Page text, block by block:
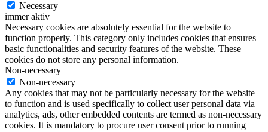
Necessary
immer aktiv
Necessary cookies are absolutely essential for the website to
function properly. This category only includes cookies that ensures
basic functionalities and security features of the website. These
cookies do not store any personal information.
Non-necessary
Non-necessary
Any cookies that may not be particularly necessary for the website
to function and is used specifically to collect user personal data via
analytics, ads, other embedded contents are termed as non-necessary
cookies. It is mandatory to procure user consent prior to running